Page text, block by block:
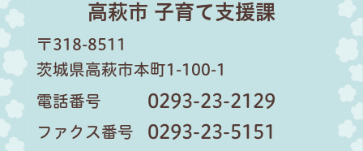
高萩市 子育て支援課
〒318-8511
茨城県高萩市本町1-100-1
電話番号 0293-23-2129
ファクス番号 0293-23-5151